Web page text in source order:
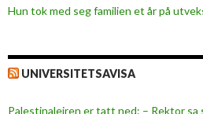
Hun tok med seg familien et år på
UNIVERSITETSAVISA
Palestinaleiren er tatt ned: – Rektor sa